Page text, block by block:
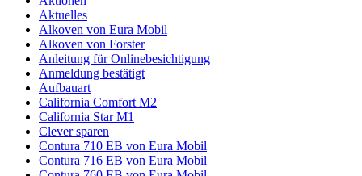
Aktuelles
Alkoven von Eura Mobil
Alkoven von Forster
Anleitung für Onlinebesichtigung
Anmeldung bestätigt
Aufbauart
California Comfort M2
California Star M1
Clever sparen
Contura 710 EB von Eura Mobil
Contura 716 EB von Eura Mobil